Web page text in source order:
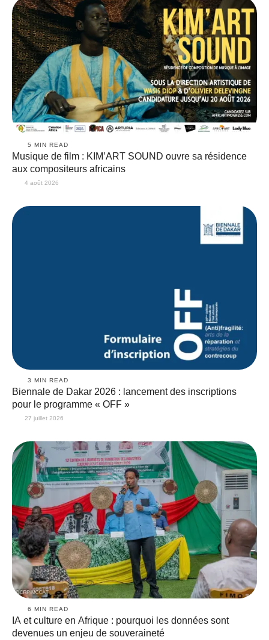
5 MIN READ
Musique de film : KIM’ART SOUND ouvre sa résidence
aux compositeurs africains
4 août 2026
3 MIN READ
Biennale de Dakar 2026 : lancement des inscriptions
pour le programme « OFF »
27 juillet 2026
6 MIN READ
IA et culture en Afrique : pourquoi les données sont
devenues un enjeu de souveraineté